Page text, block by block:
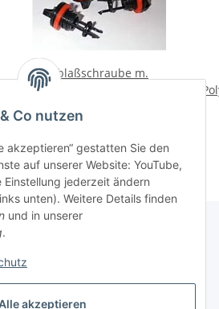
Ablaßschraube m.
Co nutzen
akzeptieren“ gestatten Sie den
auf unserer Website: YouTube,
Einstellung jederzeit ändern
unten). Weitere Details finden
und in unserer
.
akzeptieren